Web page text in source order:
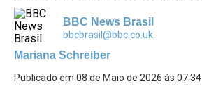
BBC News Brasil
bbcbrasil@bbc.co.uk
Mariana Schreiber
Publicado em 08 de Maio de 2026 às 07:34